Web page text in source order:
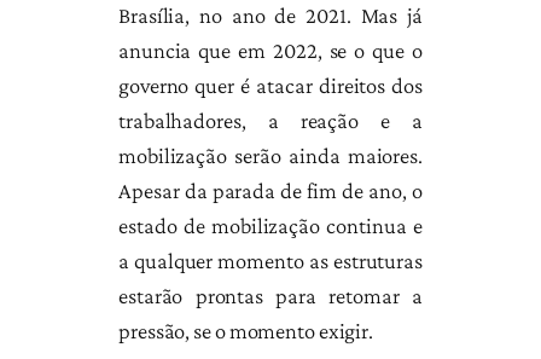
Brasília, no ano de 2021. Mas já
anuncia que em 2022, se o que o
governo quer é atacar direitos dos
trabalhadores, a reação e a
mobilização serão ainda maiores.
Apesar da parada de fim de ano, o
estado de mobilização continua e
a qualquer momento as estruturas
estarão prontas para retomar a
pressão, se o momento exigir.